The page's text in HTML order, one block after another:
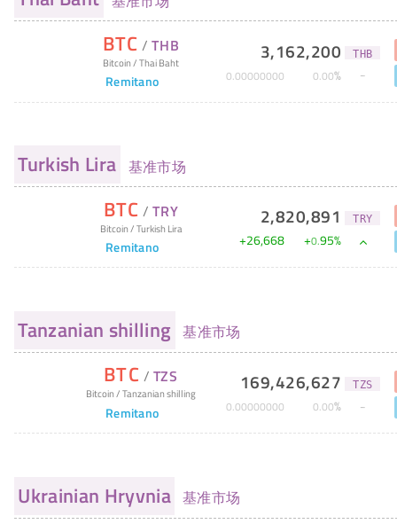
BTC /THB
Bitcoin/Thai Baht
Remitano
3,162,200 THB
0.00000000 0.00%
Turkish Lira 基准市场
BTC /TRY
Bitcoin/Turkish Lira
Remitano
2,820,891 TRY
+26,668 +0.95%
Tanzanian shilling 基准市场
BTC / TZS
Bitcoin/Tanzanian shilling
Remitano
169,426,627 TZS
0.00000000 0.00%
Ukrainian Hryvnia 基准市场